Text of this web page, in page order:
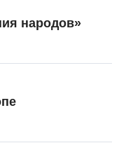
народов»